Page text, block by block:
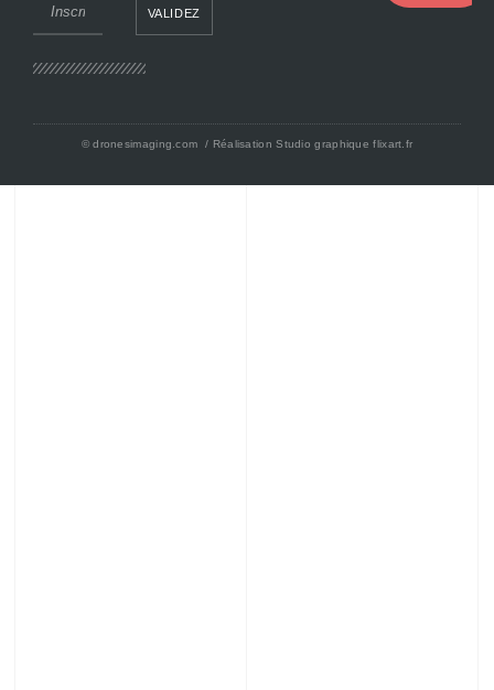
VALIDEZ
©dronesimaging.com / Réalisation Studio graphiqueflixart.fr